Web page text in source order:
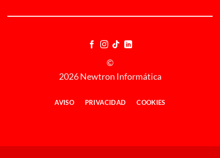
©
2026 Newtron Informática
AVISO PRIVACIDAD COOKIES